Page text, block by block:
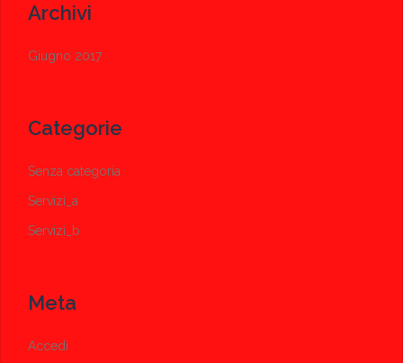
Archivi
Giugno 2017
Categorie
Senza categoria
Servizi_a
Servizi_b
Meta
Accedi